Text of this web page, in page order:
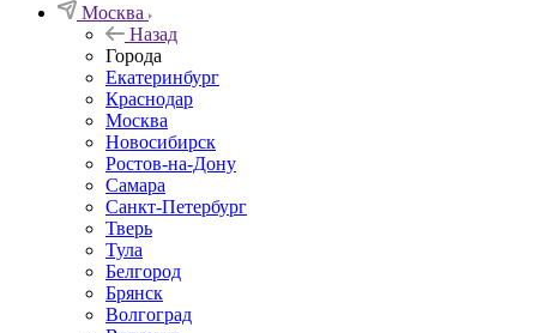
Москва
Назад
Города
Екатеринбург
Краснодар
Москва
Новосибирск
Ростов-на-Дону
Самара
Санкт-Петербург
Тверь
Тула
Белгород
Брянск
Волгоград